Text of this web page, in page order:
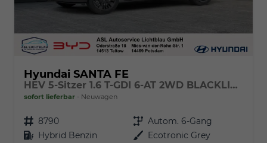
Hyundai SANTA FE
HEV 5-Sitzer 1.6 T-GDI 6-AT 2WD BLACKLINE Glas-Schiebedach
sofort lieferbar Neuwagen
Fahrzeugnr. 8790 Getriebe Autom. 6-Gang
Kraftstoff Hybrid Benzin Außenfarbe Ecotronic Grey